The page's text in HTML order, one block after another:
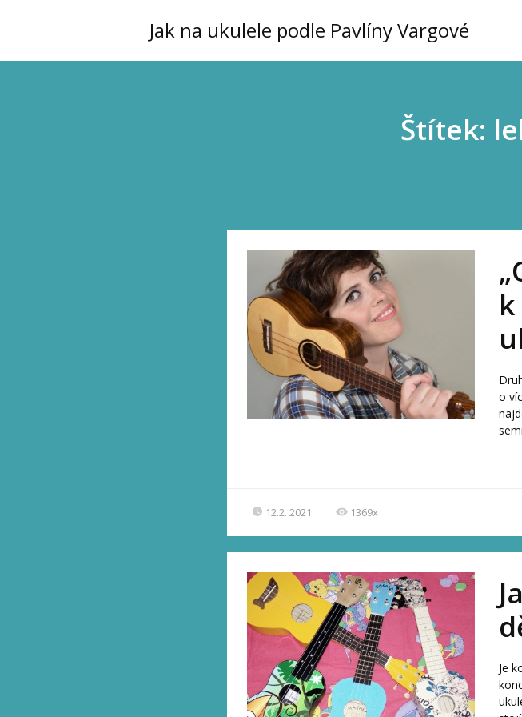
Jak na ukulele podle Pavlíny Vargové
Štítek:
o
12.2. 2021 1369x
Je